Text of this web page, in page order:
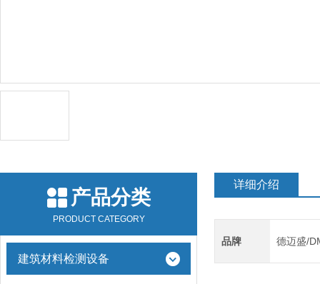
产品分类
PRODUCT CATEGORY
建筑材料检测设备
详细介绍
品牌 德迈盛/